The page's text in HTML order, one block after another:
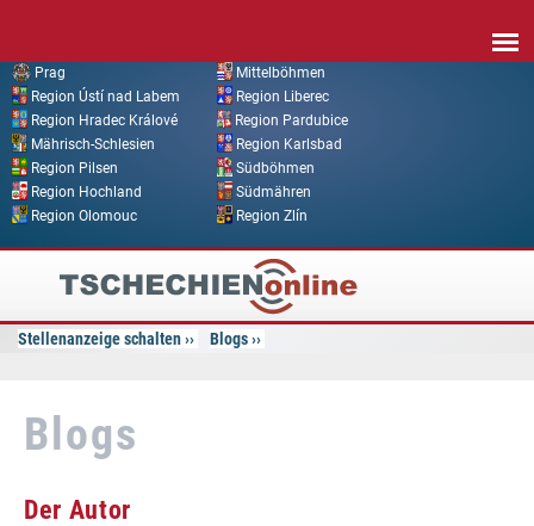
Prag
Mittelböhmen
Region Ústí nad Labem
Region Liberec
Region Hradec Králové
Region Pardubice
Mährisch-Schlesien
Region Karlsbad
Region Pilsen
Südböhmen
Region Hochland
Südmähren
Region Olomouc
Region Zlín
Tschechien
Online
Stellenanzeige schalten Blogs
Blogs
Der Autor